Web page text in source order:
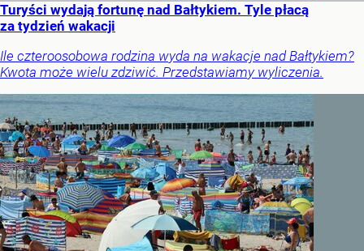
Turyści wydają fortunę nad Bałtykiem. Tyle płacą
za tydzień wakacji
Ile czteroosobowa rodzina wyda na wakacje nad Bałtykiem?
Kwota może wielu zdziwić. Przedstawiamy wyliczenia.